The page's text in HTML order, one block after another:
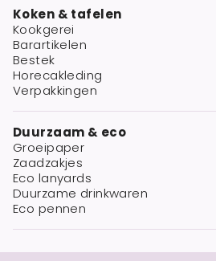
Koken & tafelen
Kookgerei
Barartikelen
Bestek
Horecakleding
Verpakkingen
Duurzaam & eco
Groeipaper
Zaadzakjes
Eco lanyards
Duurzame drinkwaren
Eco pennen